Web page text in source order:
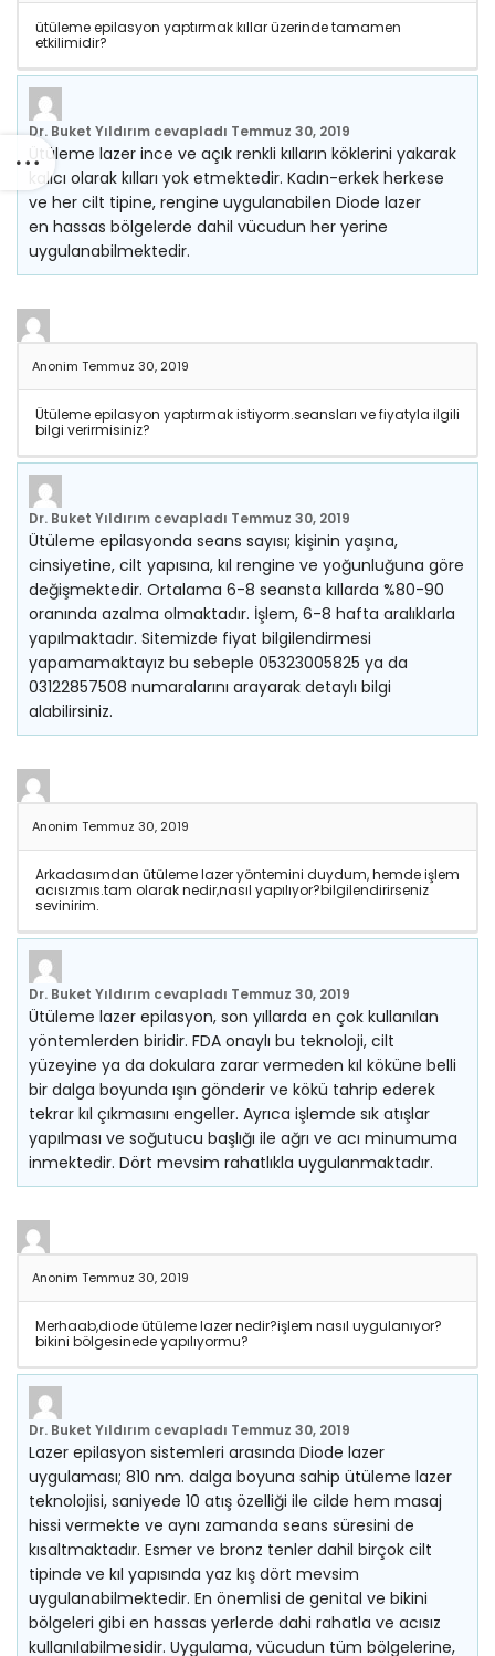
ütüleme epilasyon yaptırmak kıllar üzerinde tamamen
etkilimidir?
Dr. Buket Yıldırım cevapladı Temmuz 30, 2019
Ütüleme lazer ince ve açık renkli kılların köklerini yakarak
kalıcı olarak kılları yok etmektedir. Kadın-erkek herkese
ve her cilt tipine, rengine uygulanabilen Diode lazer
en hassas bölgelerde dahil vücudun her yerine
uygulanabilmektedir.
Anonim Temmuz 30, 2019
Ütüleme epilasyon yaptırmak istiyorm.seansları ve fiyatyla ilgili
bilgi verirmisiniz?
Dr. Buket Yıldırım cevapladı Temmuz 30, 2019
Ütüleme epilasyonda seans sayısı; kişinin yaşına,
cinsiyetine, cilt yapısına, kıl rengine ve yoğunluğuna göre
değişmektedir. Ortalama 6-8 seansta kıllarda %80-90
oranında azalma olmaktadır. İşlem, 6-8 hafta aralıklarla
yapılmaktadır. Sitemizde fiyat bilgilendirmesi
yapamamaktayız bu sebeple 05323005825 ya da
03122857508 numaralarını arayarak detaylı bilgi
alabilirsiniz.
Anonim Temmuz 30, 2019
Arkadasımdan ütüleme lazer yöntemini duydum, hemde işlem
acısızmıs.tam olarak nedir,nasıl yapılıyor?bilgilendirirseniz
sevinirim.
Dr. Buket Yıldırım cevapladı Temmuz 30, 2019
Ütüleme lazer epilasyon, son yıllarda en çok kullanılan
yöntemlerden biridir. FDA onaylı bu teknoloji, cilt
yüzeyine ya da dokulara zarar vermeden kıl köküne belli
bir dalga boyunda ışın gönderir ve kökü tahrip ederek
tekrar kıl çıkmasını engeller. Ayrıca işlemde sık atışlar
yapılması ve soğutucu başlığı ile ağrı ve acı minumuma
inmektedir. Dört mevsim rahatlıkla uygulanmaktadır.
Anonim Temmuz 30, 2019
Merhaab,diode ütüleme lazer nedir?işlem nasıl uygulanıyor?
bikini bölgesinede yapılıyormu?
Dr. Buket Yıldırım cevapladı Temmuz 30, 2019
Lazer epilasyon sistemleri arasında Diode lazer
uygulaması; 810 nm. dalga boyuna sahip ütüleme lazer
teknolojisi, saniyede 10 atış özelliği ile cilde hem masaj
hissi vermekte ve aynı zamanda seans süresini de
kısaltmaktadır. Esmer ve bronz tenler dahil birçok cilt
tipinde ve kıl yapısında yaz kış dört mevsim
uygulanabilmektedir. En önemlisi de genital ve bikini
bölgeleri gibi en hassas yerlerde dahi rahatla ve acısız
kullanılabilmesidir. Uygulama, vücudun tüm bölgelerine,